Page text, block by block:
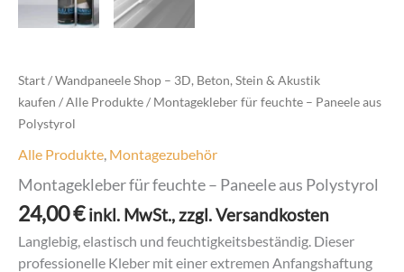
Start/Wandpaneele Shop – 3D, Beton, Stein & Akustik
kaufen /Alle Produkte/ Montagekleber für feuchte – Paneele aus
Polystyrol
Alle Produkte, Montagezubehör
Montagekleber für feuchte – Paneele aus Polystyrol
24,00€ inkl. MwSt., zzgl. Versandkosten
Langlebig, elastisch und feuchtigkeitsbeständig. Dieser
professionelle Kleber mit einer extremen Anfangshaftung